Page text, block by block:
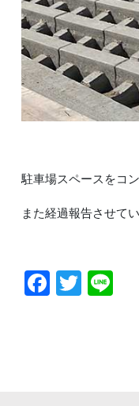
駐車場スペースをコ
また経過報告させて